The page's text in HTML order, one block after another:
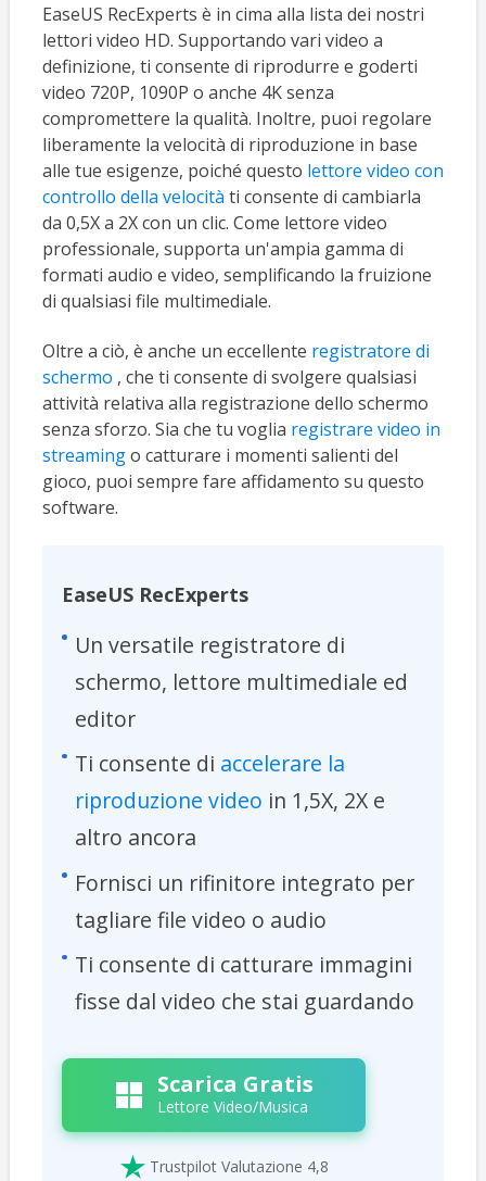
EaseUS RecExperts è in cima alla lista dei nostri
lettori video HD. Supportando vari video a
definizione, ti consente di riprodurre e goderti
video 720P, 1090P o anche 4K senza
compromettere la qualità. Inoltre, puoi regolare
liberamente la velocità di riproduzione in base
alle tue esigenze, poiché questo lettore video con
controllo della velocità ti consente di cambiarla
da 0,5X a 2X con un clic. Come lettore video
professionale, supporta un'ampia gamma di
formati audio e video, semplificando la fruizione
di qualsiasi file multimediale.
Oltre a ciò, è anche un eccellente registratore di
schermo , che ti consente di svolgere qualsiasi
attività relativa alla registrazione dello schermo
senza sforzo. Sia che tu voglia registrare video in
streamingo catturare i momenti salienti del
gioco, puoi sempre fare affidamento su questo
software.
EaseUS RecExperts
Un versatile registratore di
schermo, lettore multimediale ed
editor
Ti consente di accelerare la
riproduzione video in 1,5X, 2X e
altro ancora
Fornisci un rifinitore integrato per
tagliare file video o audio
Ti consente di catturare immagini
fisse dal video che stai guardando
Scarica Gratis
Lettore Video/Musica
 Trustpilot Valutazione 4,8